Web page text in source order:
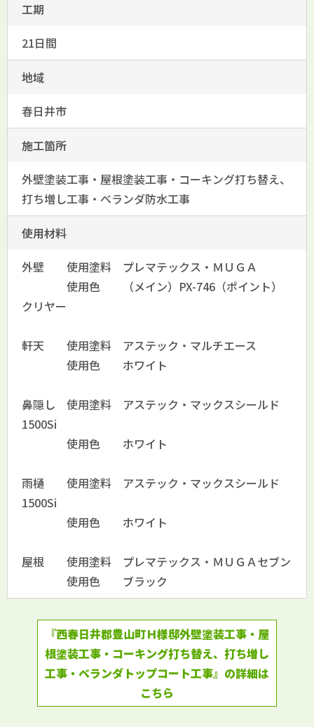
工期
21日間
地域
春日井市
施工箇所
外壁塗装工事・屋根塗装工事・コーキング打ち替え、
打ち増し工事・ベランダ防水工事
使用材料
外壁 使用塗料 プレマテックス・ＭＵＧＡ
使用色 （メイン）PX-746（ポイント）
クリヤー
軒天 使用塗料 アステック・マルチエース
使用色 ホワイト
鼻隠し 使用塗料 アステック・マックスシールド
1500Si
使用色 ホワイト
雨樋 使用塗料 アステック・マックスシールド
1500Si
使用色 ホワイト
屋根 使用塗料 プレマテックス・ＭＵＧＡセブン
使用色 ブラック
『西春日井郡豊山町Ｈ様邸外壁塗装工事・屋
根塗装工事・コーキング打ち替え、打ち増し
工事・ベランダトップコート工事』の詳細は
こちら